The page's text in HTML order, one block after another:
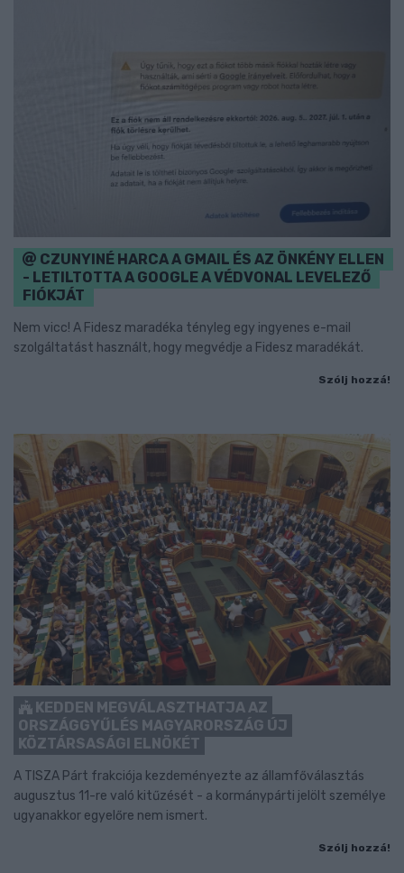
CZUNYINÉ HARCA A GMAIL ÉS AZ ÖNKÉNY ELLEN
- LETILTOTTA A GOOGLE A VÉDVONAL LEVELEZŐ
FIÓKJÁT
Nem vicc! A Fidesz maradéka tényleg egy ingyenes e-mail
szolgáltatást használt, hogy megvédje a Fidesz maradékát.
Szólj hozzá!
KEDDEN MEGVÁLASZTHATJA AZ
ORSZÁGGYŰLÉS MAGYARORSZÁG ÚJ
KÖZTÁRSASÁGI ELNÖKÉT
A TISZA Párt frakciója kezdeményezte az államfőválasztás
augusztus 11-re való kitűzését - a kormánypárti jelölt személye
ugyanakkor egyelőre nem ismert.
Szólj hozzá!